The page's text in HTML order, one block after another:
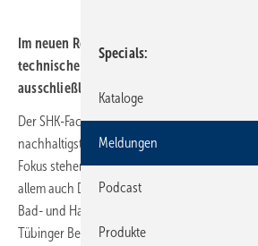
Im neuen Reisser Energie Campus
technische Ausstattung als auch die
ausschließlich auf das Thema
Der SHK-Fachgroßhändler Reisser hat zum
nachhaltigsten Sanitär- und
Fokus stehen dabei neben neuen und
allem auch Denk- und Handlungsweisen, die
Bad- und Haustechnik-Spezialisten ebnen.
Tübinger Betriebsstätte der Böblinger
Specials
Kataloge
Meldungen
Podcast
Produkte